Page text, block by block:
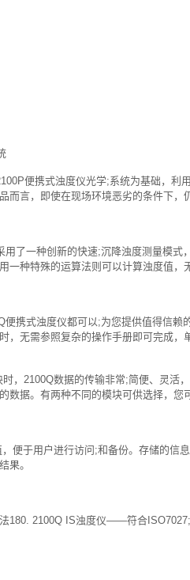
便携式浊度仪光学;系统为基础，
而言，即使在现场环境恶劣的条件下
用了一种创新的快速;沉降浊度测量模
一种特殊的运算法则可以计算浊度值
便携式浊度仪都可以;为您提供值得信
，无需参照复杂的操作手册即可完成
2100Q数据的传输非常;简便、灵活
数据。有两种不同的模块可供选择，
便于用户进行访问;和备份。存储的信
果。
180. 2100Q IS浊度仪——符合ISO7027;